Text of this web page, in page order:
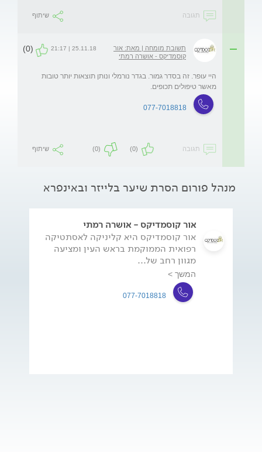
תגובה שיתוף
תשובת מומחה | מאת: אור
קוסמדיקס - אושרה רמתי
25.11.18 | 21:17
(0)
היי עופר. זה בסדר גמור. בגדר נורמלי ונותן תוצאות יותר טובות
מאשר טיפולים תכופים.
077-7018818
תגובה (0)
(0) שיתוף
מנהל פורום הסרת שיער בלייזר ובאינפרא
אור קוסמדיקס - אושרה רמתי
אור קוסמדיקס היא קליניקה לאסתטיקה
רפואית הממוקמת בראש העין ומציעה
מגוון רחב של...
המשך >
077-7018818